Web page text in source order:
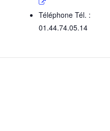
Téléphone Tél. :
01.44.74.05.14